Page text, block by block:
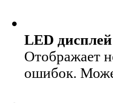
LED дисплей
Отображает
ошибок.